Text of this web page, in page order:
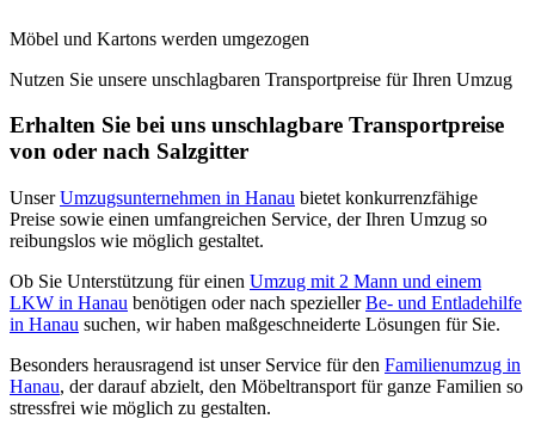
Möbel und Kartons werden umgezogen
Nutzen Sie unsere unschlagbaren Transportpreise für Ihren Umzug
Erhalten Sie bei uns unschlagbare Transportpreise
von oder nach Salzgitter
UnserUmzugsunternehmen in Hanau bietet konkurrenzfähige
Preise sowie einen umfangreichen Service, der Ihren Umzug so
reibungslos wie möglich gestaltet.
Ob Sie Unterstützung für einen Umzug mit 2 Mann und einem
LKW in Hanau benötigen oder nach speziellerBe- und Entladehilfe
in Hanau suchen, wir haben maßgeschneiderte Lösungen für Sie.
Besonders herausragend ist unser Service für den Familienumzug in
Hanau, der darauf abzielt, den Möbeltransport für ganze Familien so
stressfrei wie möglich zu gestalten.